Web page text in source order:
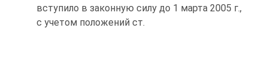
вступило в законную силу до 1 марта 2005 г.,
с учетом положений ст.